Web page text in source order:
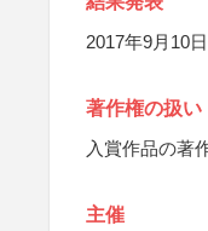
2017年9月10
著作権の扱い
入賞作品の著
主催